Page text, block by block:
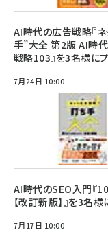
AI時代の広告戦略『
手”大全 第2版 AI時
戦略103』を3名様に
7月24日 10:00
AI時代のSEO入門『
【改訂新版】』を3名
7月17日 10:00